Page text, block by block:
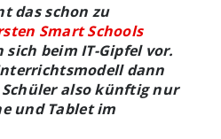
das schon zu
Smart Schools
beim IT-Gipfel vor.
dann
Schüler also künftig nur
und Tablet im